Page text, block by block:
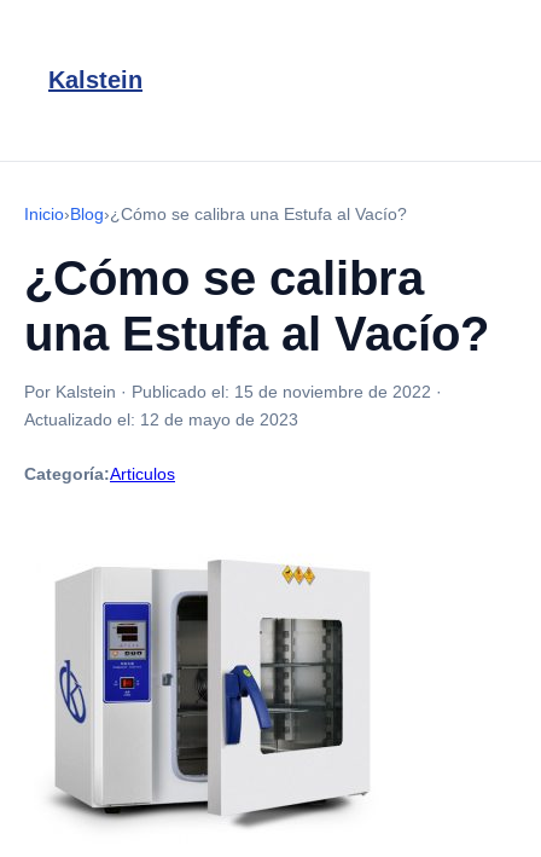
Kalstein
Inicio›Blog›¿Cómo se calibra una Estufa al Vacío?
¿Cómo se calibra
una Estufa al Vacío?
Por Kalstein · Publicado el: 15 de noviembre de 2022 ·
Actualizado el: 12 de mayo de 2023
Categoría:Articulos